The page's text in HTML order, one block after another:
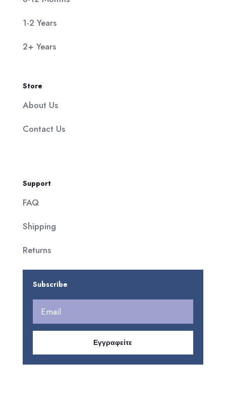
1-2 Years
2+ Years
Store
About Us
Contact Us
Support
FAQ
Shipping
Returns
Subscribe
Εγγραφείτε